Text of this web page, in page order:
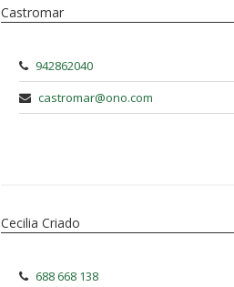
Castromar
942862040
castromar@ono.com
Cecilia Criado
688 668 138